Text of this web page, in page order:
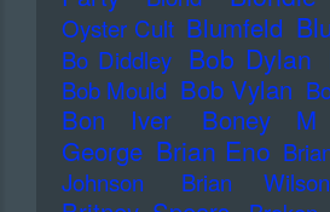
Oyster Cult Blumfeld
Bo Diddley Bob Dylan
Bob Mould Bob Vylan
Bon Iver Boney M
George Brian Eno
Johnson
Brian Wilson